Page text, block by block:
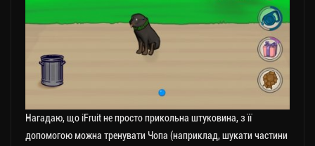
Нагадаю, що iFruit не просто прикольна штуковина, з її
допомогою можна тренувати Чопа (наприклад, шукати частини